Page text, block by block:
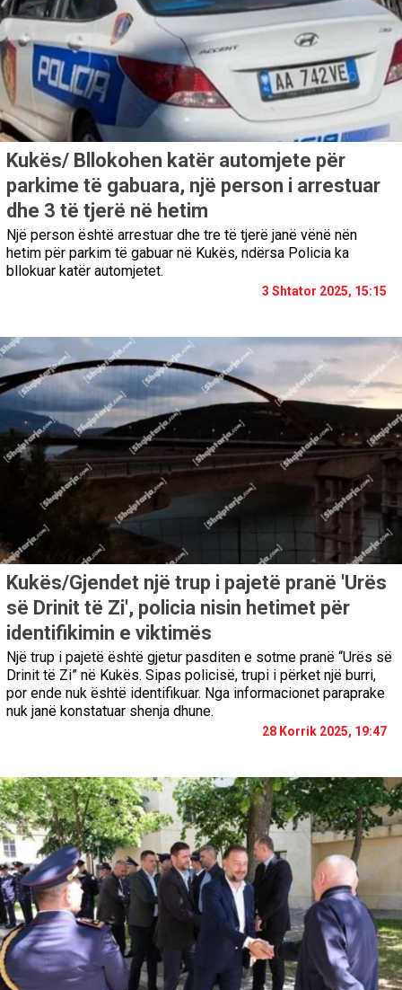
Kukës/ Bllokohen katër automjete për
parkime të gabuara, një person i arrestuar
dhe 3 të tjerë në hetim
Një person është arrestuar dhe tre të tjerë janë vënë nën
hetim për parkim të gabuar në Kukës, ndërsa Policia ka
bllokuar katër automjetet.
3 Shtator 2025, 15:15
Kukës/Gjendet një trup i pajetë pranë 'Urës
së Drinit të Zi', policia nisin hetimet për
identifikimin e viktimës
Një trup i pajetë është gjetur pasditen e sotme pranë “Urës së
Drinit të Zi” në Kukës. Sipas policisë, trupi i përket një burri,
por ende nuk është identifikuar. Nga informacionet paraprake
nuk janë konstatuar shenja dhune.
28 Korrik 2025, 19:47